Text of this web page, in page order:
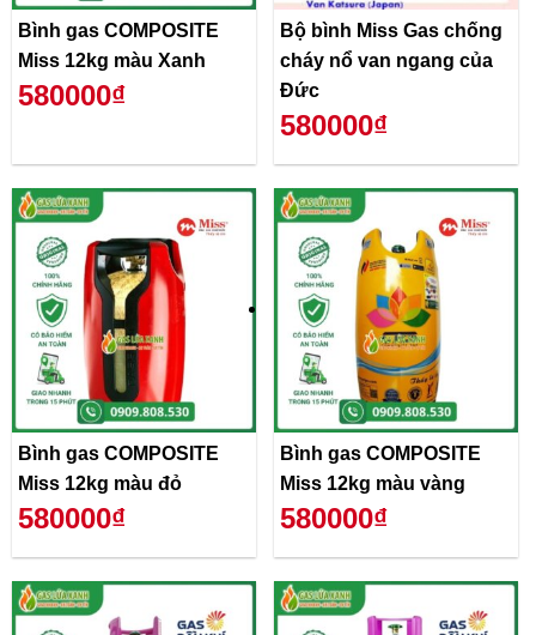
Bình gas COMPOSITE
Miss 12kg màu Xanh
580000₫
Bộ bình Miss Gas chống
cháy nổ van ngang của
Đức
580000₫
Bình gas COMPOSITE
Miss 12kg màu đỏ
580000₫
Bình gas COMPOSITE
Miss 12kg màu vàng
580000₫